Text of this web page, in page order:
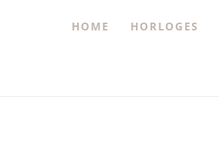
HOME HORLOGES